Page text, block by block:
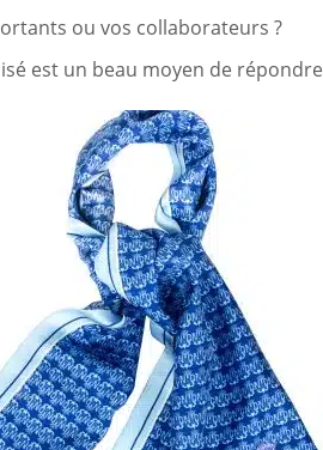
ou vos collaborateurs ?
est un beau moyen de